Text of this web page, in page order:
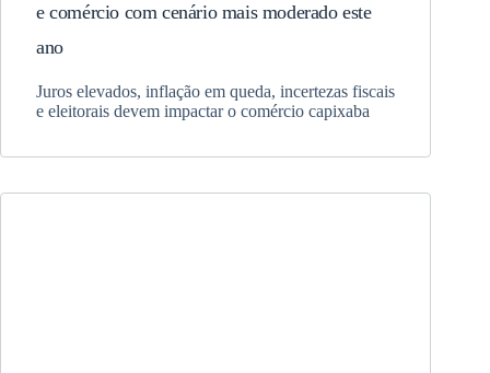
e comércio com cenário mais moderado este
ano
Juros elevados, inflação em queda, incertezas fiscais
e eleitorais devem impactar o comércio capixaba